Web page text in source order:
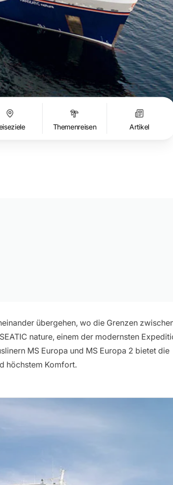
Themenreisen Artikel
übergehen, wo die Grenzen
nature, einem der modernsten
MS Europa und MS Europa 2 bietet die
höchstem Komfort.